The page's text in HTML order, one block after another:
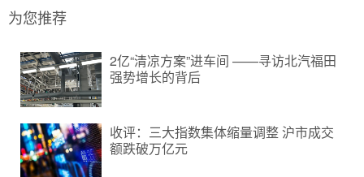
为您推荐
2亿“清凉方案”进车间 ——寻访北汽福田
强势增长的背后
收评：三大指数集体缩量调整 沪市成交
额跌破万亿元